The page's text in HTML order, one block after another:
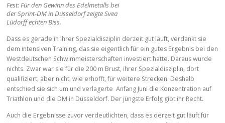
Fest: Für den Gewinn des Edelmetalls bei
der Sprint-DM in Düsseldorf zeigte Svea
Lüdorff echten Biss.
Dass es gerade in ihrer Spezialdisziplin derzeit gut läuft, verdankt sie
dem intensiven Training, das sie eigentlich für ein gutes Ergebnis bei den
Westdeutschen Schwimmeisterschaften investiert hatte. Daraus wurde
nichts. Zwar war sie für die 200 m Brust, ihrer Spezialdisziplin, dort
qualifiziert, aber nicht, wie erhofft, für weitere Strecken. Deshalb
entschied sie sich um und verlagerte Anfang Juni die Konzentration auf
Triathlon und die DM in Düsseldorf. Der jüngste Erfolg gibt ihr Recht.
Auch die Ergebnisse zuvor verdeutlichten, dass es derzeit gut läuft für